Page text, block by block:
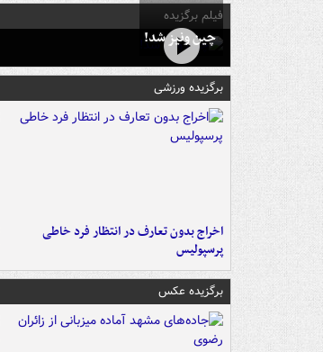
فیلم برگزیده
چین ونیز شد!
برگزیده ورزشی
اخراج بدون تعارف در انتظار فرد خاطی
پرسپولیس
برگزیده عکس